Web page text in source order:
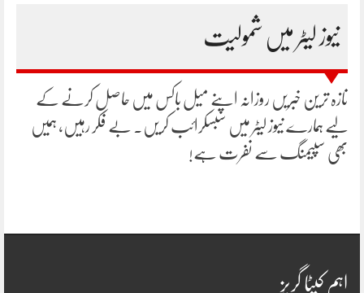
نیوز لیٹر میں شمولیت
تازہ ترین خبریں روزانہ اپنے میل باکس میں حاصل کرنے کے
لیے ہمارے نیوز لیٹر میں سبسکرائب کریں۔ بے فکر رہیں، ہمیں
بھی سپیمنگ سے نفرت ہے!
اہم کیٹا گریز